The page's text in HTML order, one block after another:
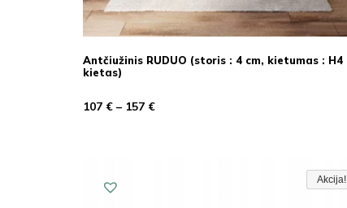
Antčiužinis RUDUO (storis : 4 cm, kietumas : H4
kietas)
107 € – 157 €
Akcija!
Akcija
Akcija!